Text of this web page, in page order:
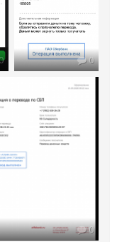
0
0